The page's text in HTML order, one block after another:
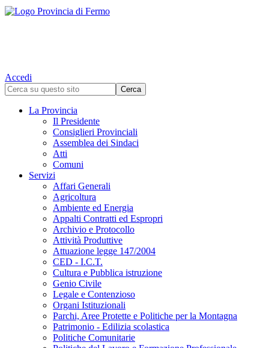
Accedi
La Provincia
Il Presidente
Consiglieri Provinciali
Assemblea dei Sindaci
Atti
Comuni
Servizi
Affari Generali
Agricoltura
Ambiente ed Energia
Appalti Contratti ed Espropri
Archivio e Protocollo
Attività Produttive
Attuazione legge 147/2004
CED - I.C.T.
Cultura e Pubblica istruzione
Genio Civile
Legale e Contenzioso
Organi Istituzionali
Parchi, Aree Protette e Politiche per la Montagna
Patrimonio - Edilizia scolastica
Politiche Comunitarie